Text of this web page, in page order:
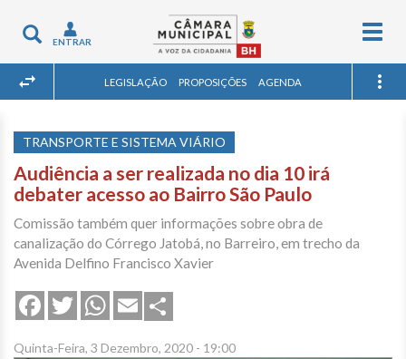
Toggle
navigation
ENTRAR
LEGISLAÇÃO PROPOSIÇÕES AGENDA
TRANSPORTE E SISTEMA VIÁRIO
Audiência a ser realizada no dia 10 irá
debater acesso ao Bairro São Paulo
Comissão também quer informações sobre obra de
canalização do Córrego Jatobá, no Barreiro, em trecho da
Avenida Delfino Francisco Xavier
FacebookTwitterWhatsApp
Email
Quinta-Feira, 3 Dezembro, 2020 - 19:00